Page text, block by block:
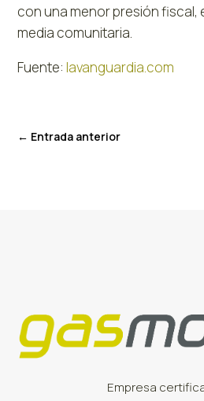
con una menor presión fiscal,
media comunitaria.
Fuente:lavanguardia.com
← Entrada anterior
Empresa